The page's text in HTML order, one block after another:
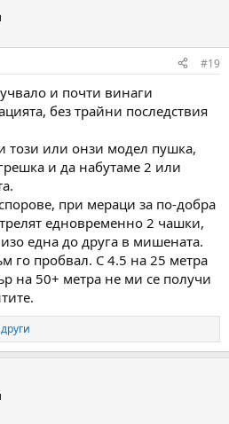
#19
и почти винаги
без трайни последствия
този или онзи модел пушка,
и да набутаме 2 или
при мераци за по-добра
едновременно 2 чашки,
една до друга в мишената.
го пробвал. С 4.5 на 25 метра
на 50+ метра не ми се получи